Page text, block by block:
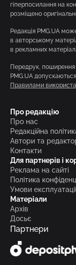
гіперпосилання на
розміщено
Редакція PMG.UA
в авторському
в рекламних
Передрук, поширення
PMG.UA
Правилами
Про редакцію
Про нас
Редакційна
Автори та
Контакти
Для партнерів і
Реклама на сайті
Політика
Умови експлуатації
Матеріали
Архів
Досьє
Партнери